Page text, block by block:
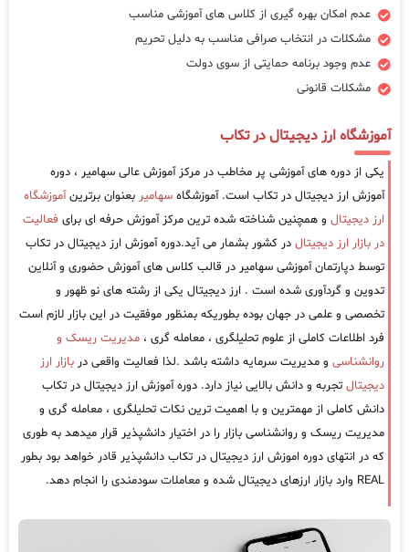
عدم امکان بهره گیری از کلاس های آموزشی مناسب
مشکلات در انتخاب صرافی مناسب به دلیل تحریم
عدم وجود برنامه حمایتی از سوی دولت
مشکلات قانونی
آموزشگاه ارز دیجیتال در تکاب
یکی از دوره های آموزشی پر مخاطب در مرکز آموزش عالی سهامیر ، دوره
آموزش ارز دیجیتال در تکاب است. آموزشگاه سهامیر بعنوان برترینآموزشگاه
ارز دیجیتال و همچنین شناخته شده ترین مرکز آموزش حرفه ای برای فعالیت
در بازار ارز دیجیتال در کشور بشمار می آید.دوره آموزش ارز دیجیتال در تکاب
توسط دپارتمان آموزشی سهامیر در قالب کلاس های آموزش حضوری و آنلاین
تدوین و گردآوری شده است . ارز دیجیتال یکی از رشته های نو ظهور و
تخصصی و علمی در جهان بوده بطوریکه بمنظور موفقیت در این بازار لازم است
فرد اطلاعات کاملی از علوم تحلیلگری ، معامله گری ، مدیریت ریسک و
روانشناسی و مدیریت سرمایه داشته باشد .لذا فعالیت واقعی در بازار ارز
دیجیتال تجربه و دانش بالایی نیاز دارد. دوره آموزش ارز دیجیتال در تکاب
دانش کاملی از مهمترین و با اهمیت ترین نکات تحلیلگری ، معامله گری و
مدیریت ریسک و روانشناسی بازار را در اختیار دانشپذیر قرار میدهد به طوری
که در انتهای دوره اموزش ارز دیجیتال در تکاب دانشپذیر قادر خواهد بود بطور
REAL وارد بازار ارزهای دیجیتال شده و معاملات سودمندی را انجام دهد.